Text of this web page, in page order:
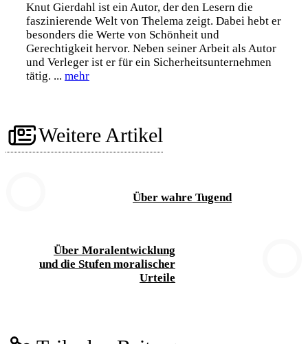
Knut Gierdahl ist ein Autor, der den Lesern die
faszinierende Welt von Thelema zeigt. Dabei hebt er
besonders die Werte von Schönheit und
Gerechtigkeit hervor. Neben seiner Arbeit als Autor
und Verleger ist er für ein Sicherheitsunternehmen
tätig. ... mehr
Weitere Artikel
Über wahre Tugend
Über Moralentwicklung
und die Stufen moralischer
Urteile